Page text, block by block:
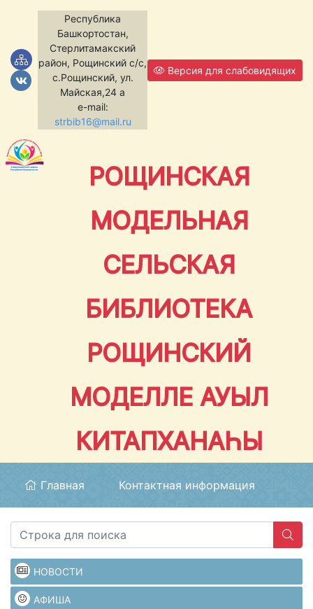
Республика
Башкортостан,
Стерлитамакский
район, Рощинский с/с,
с.Рощинский, ул.
Майская,24 а
e-mail:
strbib16@mail.ru
Версия для слабовидящих
РОЩИНСКАЯ
МОДЕЛЬНАЯ
СЕЛЬСКАЯ
БИБЛИОТЕКА
РОЩИНСКИЙ
МОДЕЛЛЕ АУЫЛ
КИТАПХАНАҺЫ
Главная Контактная информация
НОВОСТИ
АФИША